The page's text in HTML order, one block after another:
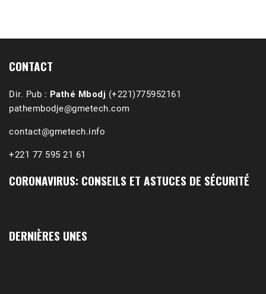
CONTACT
Dir. Pub : Pathé Mbodj (+221)775952161
pathembodje@gmetech.com
contact@gmetech.info
+221 77 595 21 61
CORONAVIRUS: CONSEILS ET ASTUCES DE SÉCURITÉ
DERNIÈRES UNES